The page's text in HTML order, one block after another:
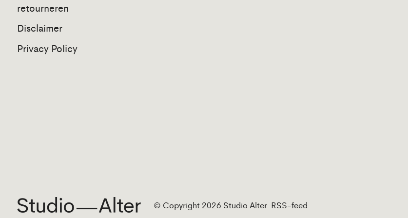
retourneren
Disclaimer
Privacy Policy
© Copyright 2026 Studio Alter RSS-feed